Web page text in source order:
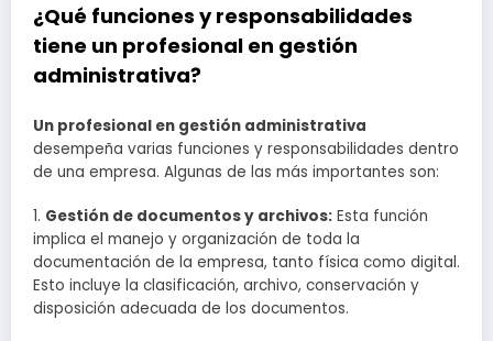
¿Qué funciones y responsabilidades
tiene un profesional en gestión
administrativa?
Un profesional en gestión administrativa
desempeña varias funciones y responsabilidades dentro
de una empresa. Algunas de las más importantes son:
1. Gestión de documentos y archivos: Esta función
implica el manejo y organización de toda la
documentación de la empresa, tanto física como digital.
Esto incluye la clasificación, archivo, conservación y
disposición adecuada de los documentos.